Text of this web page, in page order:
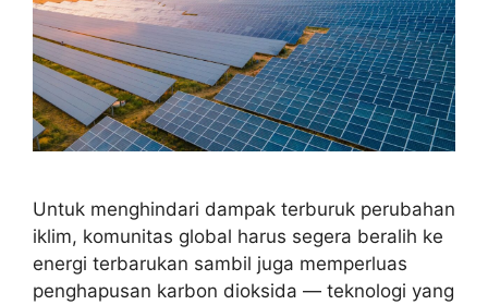
Untuk menghindari dampak terburuk perubahan
iklim, komunitas global harus segera beralih ke
energi terbarukan sambil juga memperluas
penghapusan karbon dioksida — teknologi yang